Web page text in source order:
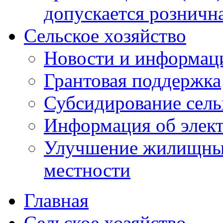
допускается
Сельское хозяйство
Новости и
Грантовая поддержка
Субсидирование
Информация об
Улучшение
местности
Главная